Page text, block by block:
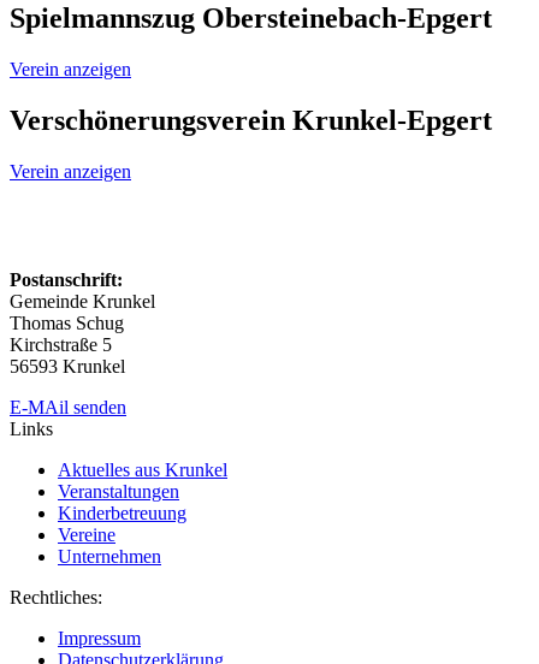
Spielmannszug Obersteinebach-Epgert
Verein anzeigen
Verschönerungsverein Krunkel-Epgert
Verein anzeigen
Postanschrift:
Gemeinde Krunkel
Thomas Schug
Kirchstraße 5
56593 Krunkel
E-MAil senden
Links
Aktuelles aus Krunkel
Veranstaltungen
Kinderbetreuung
Vereine
Unternehmen
Rechtliches:
Impressum
Datenschutzerklärung